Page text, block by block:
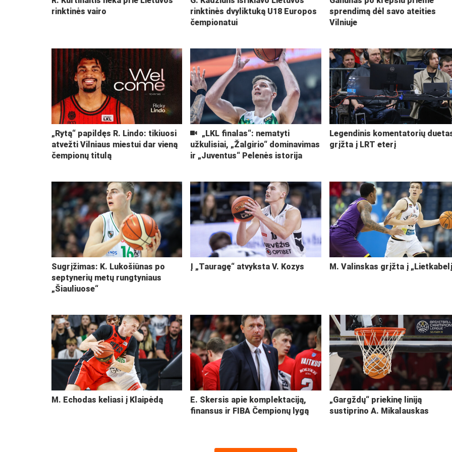
rinktinės vairo
rinktinės dvyliktuką U18 Europos
čempionatui
sprendimą dėl savo ateities
Vilniuje
„Rytą“ papildęs R. Lindo: tikiuosi
atvežti Vilniaus miestui dar vieną
čempionų titulą
„LKL finalas“: nematyti
užkulisiai, „Žalgirio“ dominavimas
ir „Juventus“ Pelenės istorija
Legendinis komentatorių
grįžta į LRT eterį
Sugrįžimas: K. Lukošiūnas po
septynerių metų rungtyniaus
„Šiauliuose“
Į „Tauragę“ atvyksta V. Kozys M. Valinskas grįžta į
M. Echodas keliasi į Klaipėdą
E. Skersis apie komplektaciją,
finansus ir FIBA Čempionų lygą
„Gargždų“ priekinę liniją
sustiprino A. Mikalauskas